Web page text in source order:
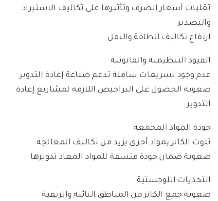
تقلبات أسعار الصرف وتأثيرها على تكاليف الاستيراد
والتصدير
ارتفاع تكاليف الطاقة والنقل
القيود التنظيمية والقانونية
عدم وجود تشريعات شاملة تدعم صناعة إعادة التدوير
صعوبة الحصول على التراخيص اللازمة لمشاريع إعادة
التدوير
جودة المواد المجمعة
تلوث الكانز بمواد أخرى يزيد من تكاليف المعالجة
صعوبة ضمان جودة متسقة للمواد المعاد تدويرها
التحديات اللوجستية
صعوبة جمع الكانز من المناطق النائية والريفية